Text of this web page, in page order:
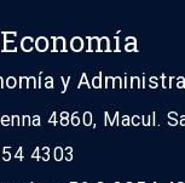
y
4860, Macul.
4303